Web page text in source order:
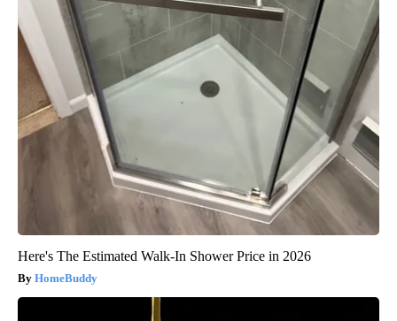
Here's The Estimated Walk-In Shower Price in 2026
HomeBuddy